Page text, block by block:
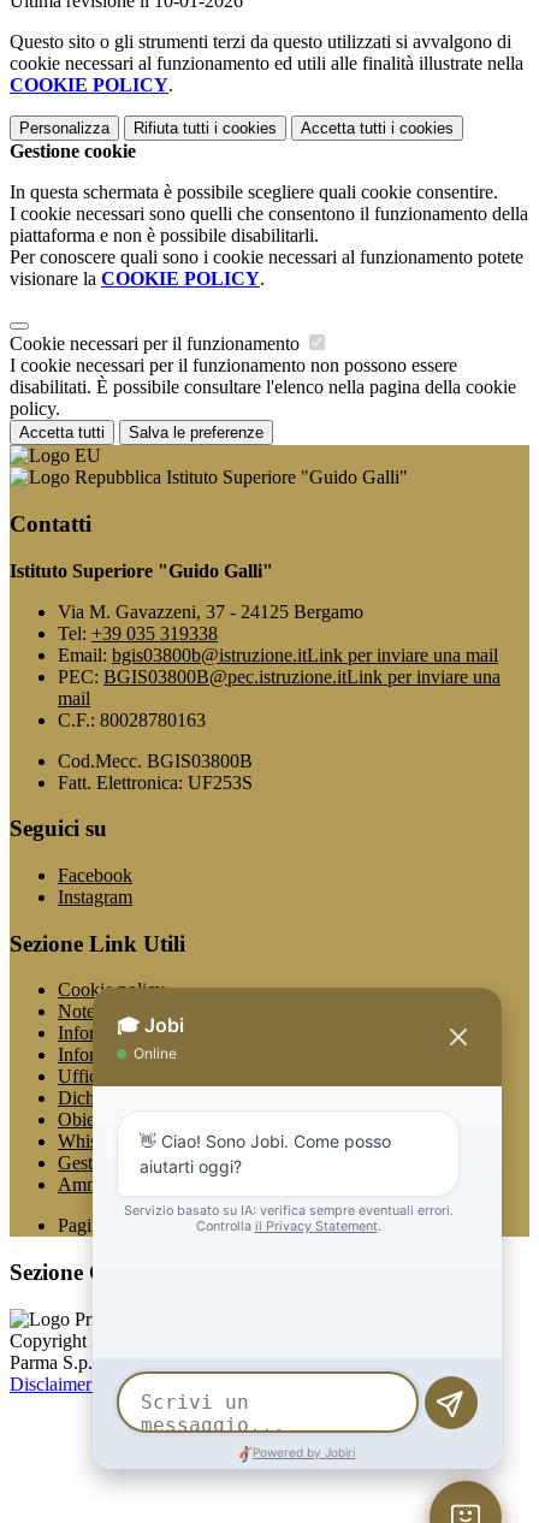
Questo sito o gli strumenti terzi da questo utilizzati si avvalgono di
cookie necessari al funzionamento ed utili alle finalità illustrate nella
COOKIE POLICY.
Personalizza Rifiuta tutti i cookies Accetta tutti i cookies
Gestione cookie
In questa schermata è possibile scegliere quali cookie consentire.
I cookie necessari sono quelli che consentono il funzionamento della
piattaforma e non è possibile disabilitarli.
Per conoscere quali sono i cookie necessari al funzionamento potete
visionare la COOKIE POLICY.
Cookie necessari per il funzionamento
I cookie necessari per il funzionamento non possono essere
disabilitati. È possibile consultare l'elenco nella pagina della cookie
policy.
Accetta tutti Salva le preferenze
Istituto Superiore "Guido Galli"
Contatti
Istituto Superiore "Guido Galli"
Via M. Gavazzeni, 37 - 24125 Bergamo
Tel: +39 035 319338
Email: bgis03800b@istruzione.itLink per inviare una mail
PEC: BGIS03800B@pec.istruzione.itLink per inviare una
mail
C.F.: 80028780163
Cod.Mecc. BGIS03800B
Fatt. Elettronica: UF253S
Seguici su
Facebook
Instagram
Sezione Link Utili
Cookie policy
Note legali
Informativa Privacy
Informativa Privacy chatbot Jobi
Ufficio Relazioni con il Pubblico
Dichiarazione di accessibilità
Obiettivi di accessibilità
Whistleblowing
Gestione consensi cookie
Amministrazione trasparente
Pagina visualizzata1434volte
Sezione Copyright
Copyright 2026 | Engineered and powered by Gruppo Spaggiari
Parma S.p.A. | Divisione Publishing & New Social Media
Disclaimer trattamento dati personali